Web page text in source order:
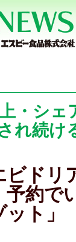
・シェ
れ続け
ビドリ
約で
ット